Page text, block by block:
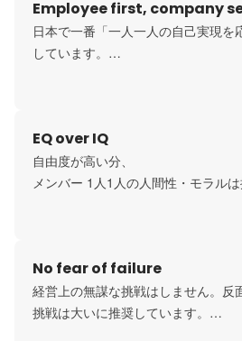
クライアントとのプロジェクトのみ
こうした条件・環境を創っていくこ
と考えています。
Employee first, company
日本で一番「一人一人の自己実現を
しています。
徹底。その人それぞれの人生から紡
出来ない成功方法を咲かせる方針で
で攻めるPMもいれば、コミュ力で
EQ over IQ
自由度が高い分、
メンバー 1人1人の人間性・モラル
マネジメント」など企業とは思えな
その自由をただ浪費してしまう人は
長させていく自律性や、他を妬んで
No fear of failure
経営上の無謀な挑戦はしません。反
挑戦は大いに推奨しています。